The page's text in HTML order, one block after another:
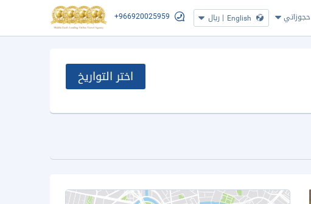
حجوزاتي English
| ريال +966920025959
اختر التواريخ